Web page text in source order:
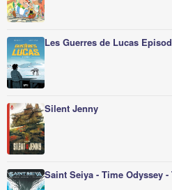
Les Guerres de Lucas
Silent Jenny
Saint Seiya - Time Odyssey -